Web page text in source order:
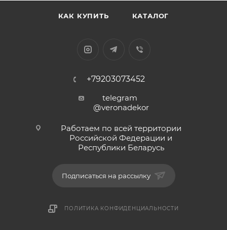
КАК КУПИТЬ КАТАЛОГ
+79203073452
telegram
@veronadekor
Работаем по всей территории
Российской Федерации и
Республики Беларусь
Подписаться на рассылку
ПОЛИТИКА КОНФИДЕНЦИАЛЬНОСТИ